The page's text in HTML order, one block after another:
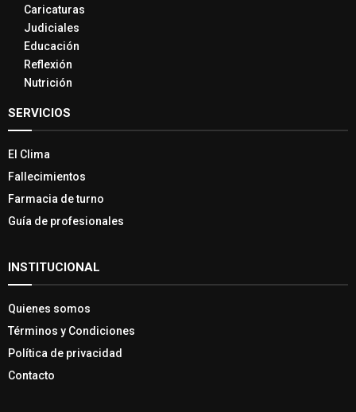
Caricaturas
Judiciales
Educación
Reflexión
Nutrición
SERVICIOS
El Clima
Fallecimientos
Farmacia de turno
Guía de profesionales
INSTITUCIONAL
Quienes somos
Términos y Condiciones
Política de privacidad
Contacto